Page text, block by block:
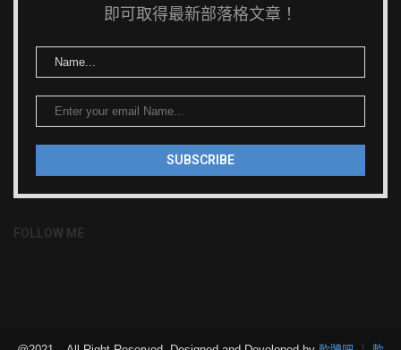
即可取得最新部落格文章！
FOLLOW ME